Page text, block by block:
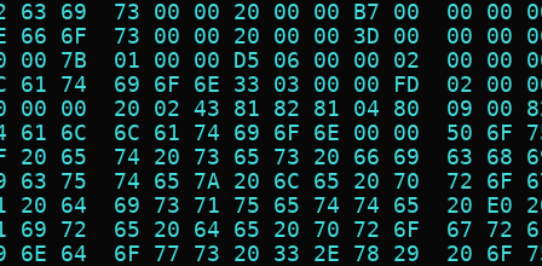
63 69  73 00 00 20 00 00 B7 00  00
66 6F  73 00 00 20 00 00 3D 00  00
00 7B  01 00 00 D5 06 00 00 02  00
61 74  69 6F 6E 33 03 00 00 FD  02
00 00  20 02 43 81 82 81 04 80  09
61 6C  6C 61 74 69 6F 6E 00 00  50
20 65  74 20 73 65 73 20 66 69  63
63 75  74 65 7A 20 6C 65 20 70  72
20 64  69 73 71 75 65 74 74 65  20
69 72  65 20 64 65 20 70 72 6F  67
6E 64  6F 77 73 20 33 2E 78 29  20